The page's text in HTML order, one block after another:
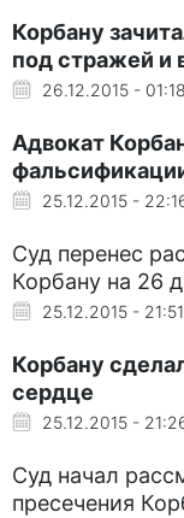
Корбану
под стражей и
26.12.2015 - 01:18
Адвокат
25.12.2015 -
Суд перенес
Корбану на 26
25.12.2015 - 21:51
Корбану
сердце
25.12.2015 -
Суд начал
пресечения